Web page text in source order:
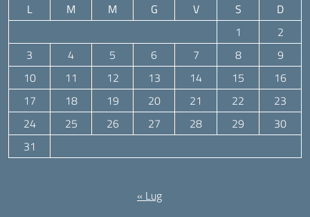
L M M G V S
D
1
2
3
4 5 6 7 8
9
10
11 12 13 14 15
16
17
18 19 20 21 22
23
24
25 26 27 28 29
30
31
« Lug